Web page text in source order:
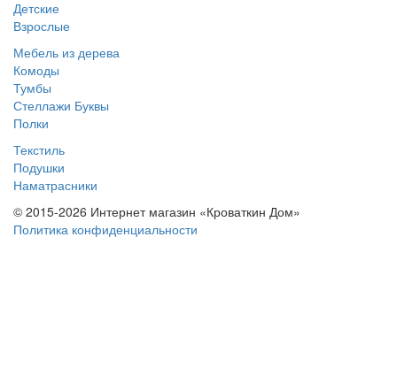
Детские
Взрослые
Мебель из дерева
Комоды
Тумбы
Стеллажи Буквы
Полки
Текстиль
Подушки
Наматрасники
© 2015-2026 Интернет магазин «Кроваткин Дом»
Политика конфиденциальности